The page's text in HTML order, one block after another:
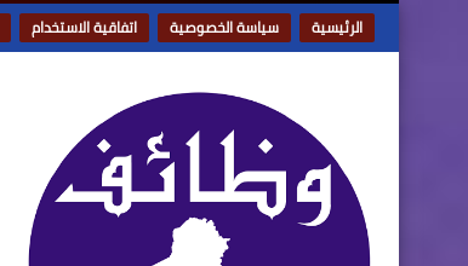
الرئيسية سياسة الخصوصية اتفاقية الاستخدام